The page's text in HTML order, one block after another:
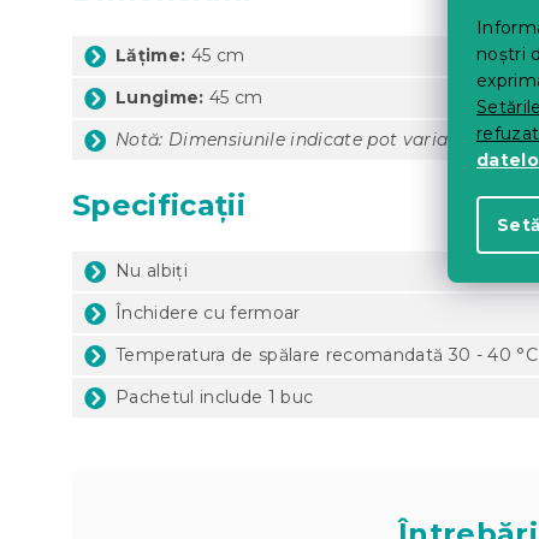
noștri
Lățime: 45 cm
Lungime: 45 cm
Notă: Dimensiunile indicate pot varia cu ± 5 cm
Specificații
Nu albiți
Închidere cu fermoar
Temperatura de spălare recomandată 30 - 40
Pachetul include 1 buc